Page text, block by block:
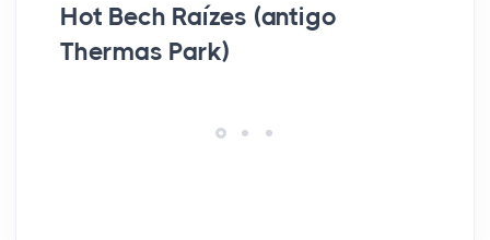
Hot Bech Raízes (antigo
Thermas Park)